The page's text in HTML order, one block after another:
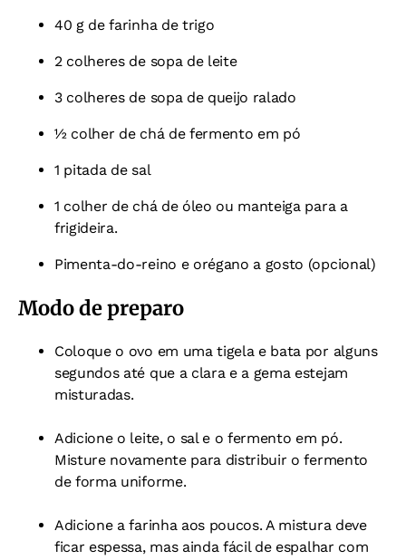
40 g de farinha de trigo
2 colheres de sopa de leite
3 colheres de sopa de queijo ralado
½ colher de chá de fermento em pó
1 pitada de sal
1 colher de chá de óleo ou manteiga para a
frigideira.
Pimenta-do-reino e orégano a gosto (opcional)
Modo de preparo
Coloque o ovo em uma tigela e bata por alguns
segundos até que a clara e a gema estejam
misturadas.
Adicione o leite, o sal e o fermento em pó.
Misture novamente para distribuir o fermento
de forma uniforme.
Adicione a farinha aos poucos. A mistura deve
ficar espessa, mas ainda fácil de espalhar com